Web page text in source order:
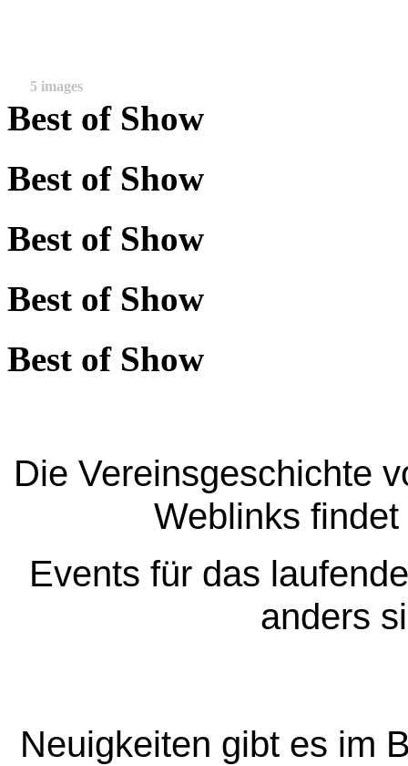
5 images
Best of Show
Best of Show
Best of Show
Best of Show
Best of Show
Die Vereinsgeschichte
Weblinks
Events für das
anders
Neuigkeiten gibt es im